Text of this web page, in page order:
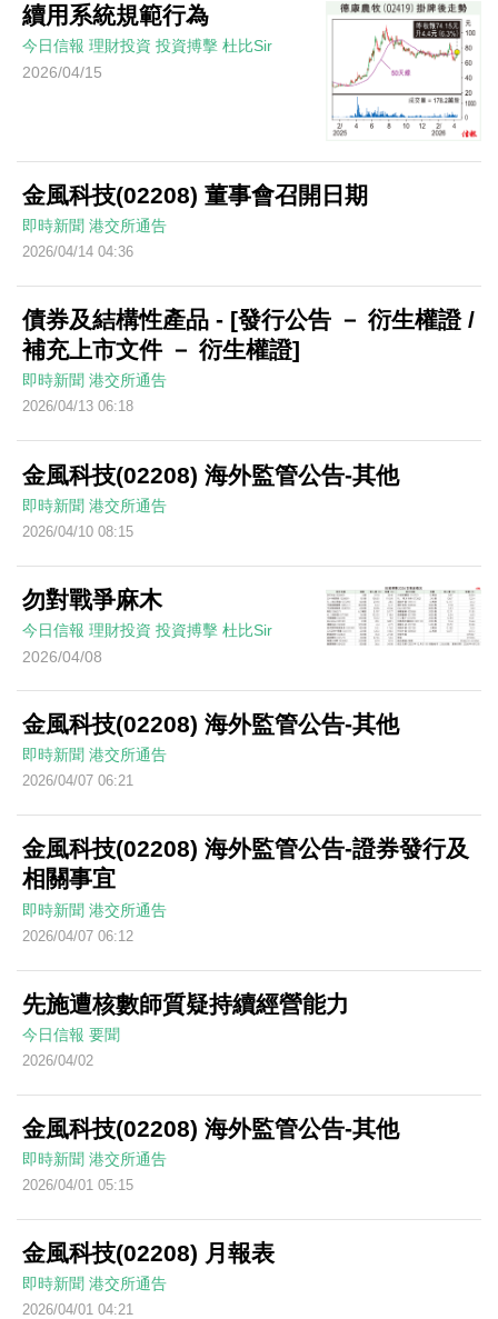
續用系統規範行為
今日信報 理財投資 投資搏擊 杜比Sir
2026/04/15
金風科技(02208) 董事會召開日期
即時新聞 港交所通告
2026/04/14 04:36
債券及結構性產品 - [發行公告 － 衍生權證 /
補充上市文件 － 衍生權證]
即時新聞 港交所通告
2026/04/13 06:18
金風科技(02208) 海外監管公告-其他
即時新聞 港交所通告
2026/04/10 08:15
勿對戰爭麻木
今日信報 理財投資 投資搏擊 杜比Sir
2026/04/08
金風科技(02208) 海外監管公告-其他
即時新聞 港交所通告
2026/04/07 06:21
金風科技(02208) 海外監管公告-證券發行及
相關事宜
即時新聞 港交所通告
2026/04/07 06:12
先施遭核數師質疑持續經營能力
今日信報 要聞
2026/04/02
金風科技(02208) 海外監管公告-其他
即時新聞 港交所通告
2026/04/01 05:15
金風科技(02208) 月報表
即時新聞 港交所通告
2026/04/01 04:21